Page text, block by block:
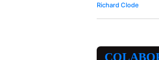
Richard Clode